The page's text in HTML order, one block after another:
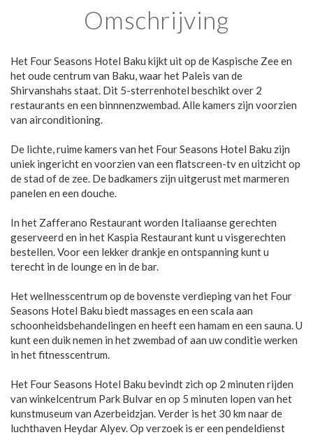
Omschrijving
Het Four Seasons Hotel Baku kijkt uit op de Kaspische Zee en
het oude centrum van Baku, waar het Paleis van de
Shirvanshahs staat. Dit 5-sterrenhotel beschikt over 2
restaurants en een binnnenzwembad. Alle kamers zijn voorzien
van airconditioning.
De lichte, ruime kamers van het Four Seasons Hotel Baku zijn
uniek ingericht en voorzien van een flatscreen-tv en uitzicht op
de stad of de zee. De badkamers zijn uitgerust met marmeren
panelen en een douche.
In het Zafferano Restaurant worden Italiaanse gerechten
geserveerd en in het Kaspia Restaurant kunt u visgerechten
bestellen. Voor een lekker drankje en ontspanning kunt u
terecht in de lounge en in de bar.
Het wellnesscentrum op de bovenste verdieping van het Four
Seasons Hotel Baku biedt massages en een scala aan
schoonheidsbehandelingen en heeft een hamam en een sauna. U
kunt een duik nemen in het zwembad of aan uw conditie werken
in het fitnesscentrum.
Het Four Seasons Hotel Baku bevindt zich op 2 minuten rijden
van winkelcentrum Park Bulvar en op 5 minuten lopen van het
kunstmuseum van Azerbeidzjan. Verder is het 30 km naar de
luchthaven Heydar Alyev. Op verzoek is er een pendeldienst